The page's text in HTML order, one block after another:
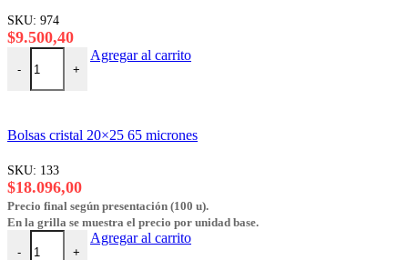
pueden
página
del
SKU: 974
$9.500,40
-
Antiespumante cantidad
+
Agregar al carrito
Bolsas cristal 20×25 65 micrones
SKU: 133
$18.096,00
Precio final según presentación (100 u).
En la grilla se muestra el precio por unidad base.
-
Bolsas cristal 20x25 65 micrones cantidad
+
Agregar al carrito